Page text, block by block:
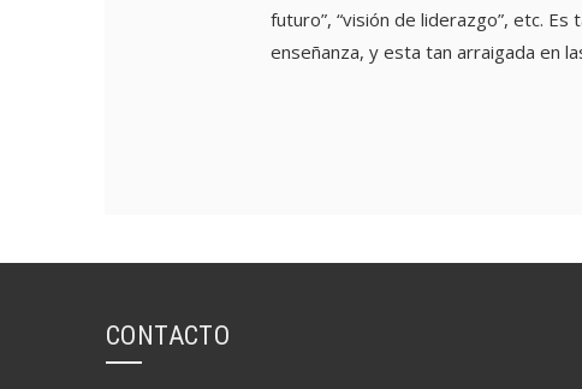
futuro”, “visión de liderazgo”, etc.
enseñanza, y esta tan arraigada en
CONTACTO